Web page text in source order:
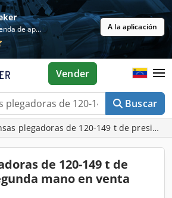
Gratis en la tienda de aplicaciones A la aplicación
Buscar
Vender
plegadoras de 120-149 t de presión
de 120-149 t de
mano en venta